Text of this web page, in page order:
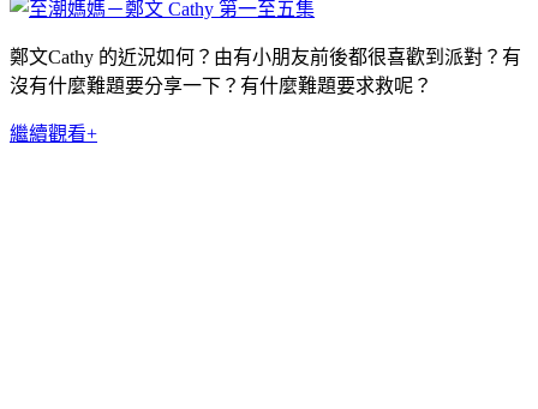
鄭文Cathy 的近況如何？由有小朋友前後都很喜歡到派對？有
沒有什麼難題要分享一下？有什麼難題要求救呢？
繼續觀看+